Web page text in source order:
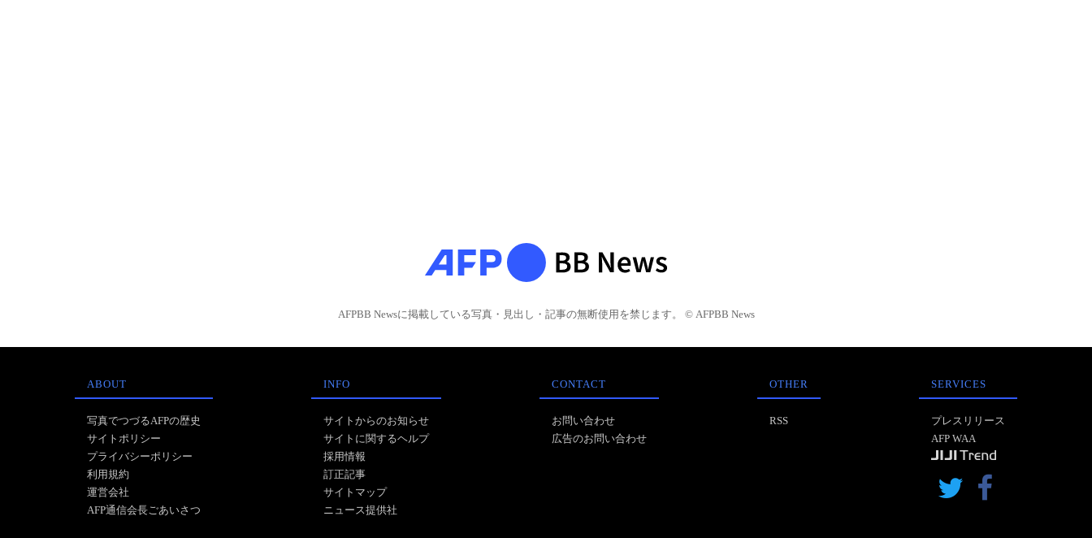
AFPBB Newsに掲載している写真・見出し・記事の無断使用を禁じます。 © AFPBB News
ABOUT
写真でつづるAFPの歴史
サイトポリシー
プライバシーポリシー
利用規約
運営会社
AFP通信会長ごあいさつ
INFO
サイトからのお知らせ
サイトに関するヘルプ
採用情報
訂正記事
サイトマップ
ニュース提供社
CONTACT
お問い合わせ
広告のお問い合わせ
OTHER
RSS
SERVICES
プレスリリース
AFP WAA